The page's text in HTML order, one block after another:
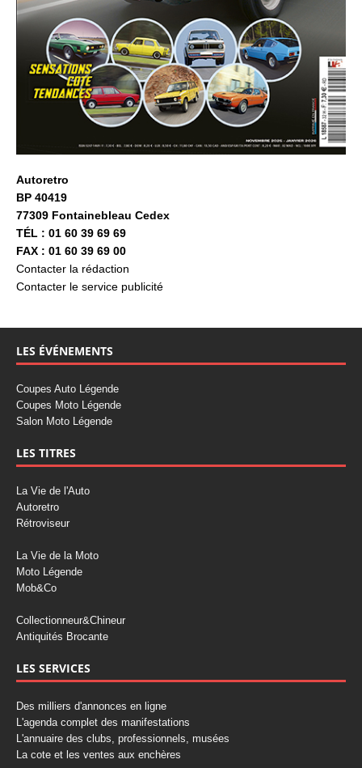
Autoretro
BP 40419
77309 Fontainebleau Cedex
TÉL : 01 60 39 69 69
FAX : 01 60 39 69 00
Contacter la rédaction
Contacter le service publicité
LES ÉVÉNEMENTS
Coupes Auto Légende
Coupes Moto Légende
Salon Moto Légende
LES TITRES
La Vie de l'Auto
Autoretro
Rétroviseur
La Vie de la Moto
Moto Légende
Mob&Co
Collectionneur&Chineur
Antiquités Brocante
LES SERVICES
Des milliers d'annonces en ligne
L'agenda complet des manifestations
L'annuaire des clubs, professionnels, musées
La cote et les ventes aux enchères